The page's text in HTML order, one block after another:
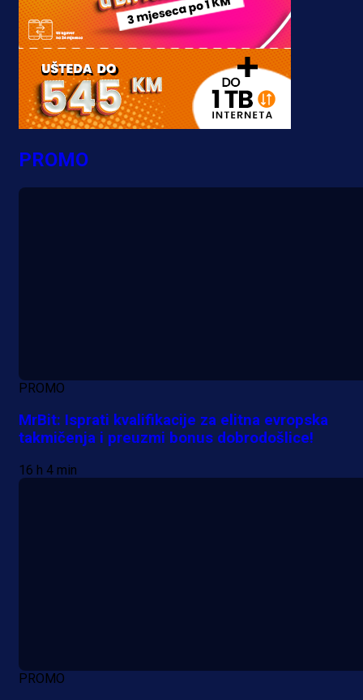
PROMO
PROMO
MrBit: Isprati kvalifikacije za elitna evropska
takmičenja i preuzmi bonus dobrodošlice!
16 h 4 min
PROMO